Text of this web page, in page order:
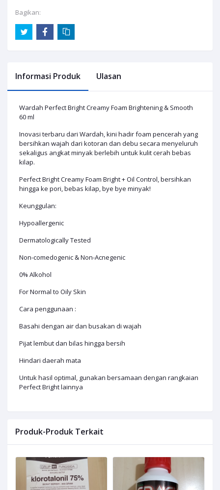
Bagikan:
Informasi Produk Ulasan
Wardah Perfect Bright Creamy Foam Brightening & Smooth
60 ml
Inovasi terbaru dari Wardah, kini hadir foam pencerah yang
bersihkan wajah dari kotoran dan debu secara menyeluruh
sekaligus angkat minyak berlebih untuk kulit cerah bebas
kilap.
Perfect Bright Creamy Foam Bright + Oil Control, bersihkan
hingga ke pori, bebas kilap, bye bye minyak!
Keunggulan:
Hypoallergenic
Dermatologically Tested
Non-comedogenic & Non-Acnegenic
0% Alkohol
For Normal to Oily Skin
Cara penggunaan :
Basahi dengan air dan busakan di wajah
Pijat lembut dan bilas hingga bersih
Hindari daerah mata
Untuk hasil optimal, gunakan bersamaan dengan rangkaian
Perfect Bright lainnya
Produk-Produk Terkait